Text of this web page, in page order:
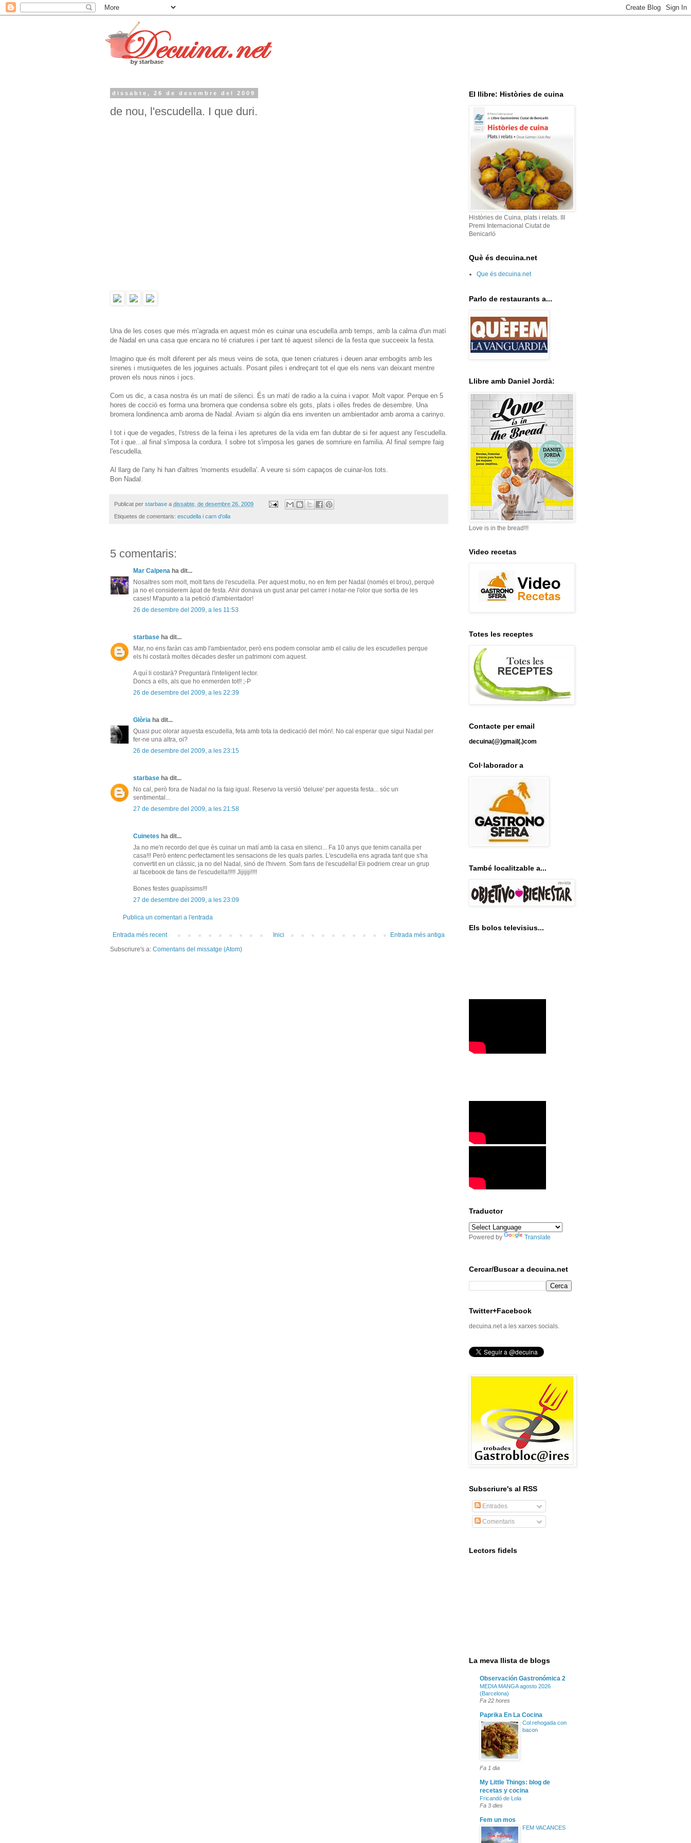
dissabte, 26 de desembre del 2009
de nou, l'escudella. I que duri.
Una de les coses que més m'agrada en aquest món es cuinar una escudella amb temps, amb la calma d'un matí
de Nadal en una casa que encara no té criatures i per tant té aquest silenci de la festa que succeeix la festa.
Imagino que és molt diferent per als meus veins de sota, que tenen criatures i deuen anar embogits amb les
sirenes i musiquetes de les joguines actuals. Posant piles i endreçant tot el que els nens van deixant mentre
proven els nous ninos i jocs.
Com us dic, a casa nostra és un matí de silenci. És un matí de radio a la cuina i vapor. Molt vapor. Perque en 5
hores de cocció es forma una bromera que condensa sobre els gots, plats i olles fredes de desembre. Una
bromera londinenca amb aroma de Nadal. Aviam si algún dia ens inventen un ambientador amb aroma a carinyo.
I tot i que de vegades, l'stress de la feina i les apretures de la vida em fan dubtar de si fer aquest any l'escudella.
Tot i que...al final s'imposa la cordura. I sobre tot s'imposa les ganes de somriure en familia. Al final sempre faig
l'escudella.
Al llarg de l'any hi han d'altres 'moments esudella'. A veure si sóm capaços de cuinar-los tots.
Bon Nadal.
Publicat per starbase a dissabte, de desembre 26, 2009
Etiquetes de comentaris: escudella i carn d'olla
5 comentaris:
Mar Calpena ha dit...
Nosaltres som molt, molt fans de l'escudella. Per aquest motiu, no en fem per Nadal (només el brou), perquè
ja no el considerem àpat de festa. Ahir donava un gust anar pel carrer i notar-ne l'olor que sortia de les
cases! M'apunto a la petició d'ambientador!
26 de desembre del 2009, a les 11:53
starbase ha dit...
Mar, no ens faràn cas amb l'ambientador, però ens podem consolar amb el caliu de les escudelles perque
els hi costarà moltes dècades desfer un patrimoni com aquest.
A quí li costarà? Preguntarà l'inteligent lector.
Doncs a ells, als que ho enmerden tot!! ;-P
26 de desembre del 2009, a les 22:39
Glòria ha dit...
Quasi puc olorar aquesta escudella, feta amb tota la dedicació del món!. No cal esperar que sigui Nadal per
fer-ne una altra, oi?
26 de desembre del 2009, a les 23:15
starbase ha dit...
No cal, però fora de Nadal no la faig igual. Reservo la versió 'deluxe' per aquesta festa... sóc un
sentimental...
27 de desembre del 2009, a les 21:58
Cuinetes ha dit...
Ja no me'n recordo del que és cuinar un matí amb la casa en silenci... Fa 10 anys que tenim canalla per
casa!!! Però entenc perfectament les sensacions de les quals parles. L'escudella ens agrada tant que s'ha
convertit en un clàssic, ja no del Nadal, sinó de l'hivern. Som fans de l'escudella! Eii podriem crear un grup
al facebook de fans de l'escudella!!!!! Jijijiji!!!!
Bones festes guapíssims!!!
27 de desembre del 2009, a les 23:09
Publica un comentari a l'entrada
Entrada més recent Entrada més antiga
Inici
Subscriure's a: Comentaris del missatge (Atom)
El llibre: Històries de cuina
Històries de Cuina, plats i relats. III
Premi Internacional Ciutat de
Benicarló
Què és decuina.net
Que és decuina.net
Parlo de restaurants a...
Llibre amb Daniel Jordà:
Love is in the bread!!!
Video recetas
Totes les receptes
Contacte per email
decuina(@)gmail(.)com
Col·laborador a
També localitzable a...
Els bolos televisius...
Traductor
Powered by Translate
Cercar/Buscar a decuina.net
Twitter+Facebook
decuina.net a les xarxes socials.
Subscriure's al RSS
Entrades
Comentaris
Lectors fidels
La meva llista de blogs
Observación Gastronómica 2
MEDIA MANGA agosto 2026
(Barcelona)
Fa 22 hores
Paprika En La Cocina
Col rehogada con
bacon
Fa 1 dia
My Little Things: blog de
recetas y cocina
Fricandó de Lola
Fa 3 dies
Fem un mos
FEM VACANCES